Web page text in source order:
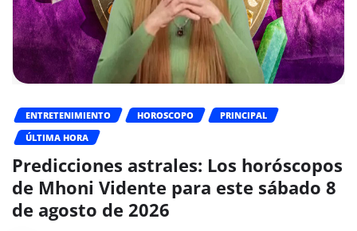
ENTRETENIMIENTO HOROSCOPO
PRINCIPAL
ÚLTIMA HORA
Predicciones astrales: Los horóscopos
de Mhoni Vidente para este sábado 8
de agosto de 2026